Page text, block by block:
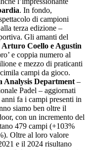
. In fondo,
di campioni
terza edizione –
Gli amanti del
Arturo Coello e Agustin
e coppia numero al
e mezzo di praticanti
campi da gioco.
Analysis Department –
Padel – aggiornati
fa i campi presenti in
siamo ben oltre il
con un incremento del
479 campi (+103%
Oltre al loro valore
e il 2024 risultano